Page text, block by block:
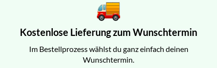
Kostenlose Lieferung zum Wunschtermin
Im Bestellprozess wählst du ganz einfach deinen
Wunschtermin.